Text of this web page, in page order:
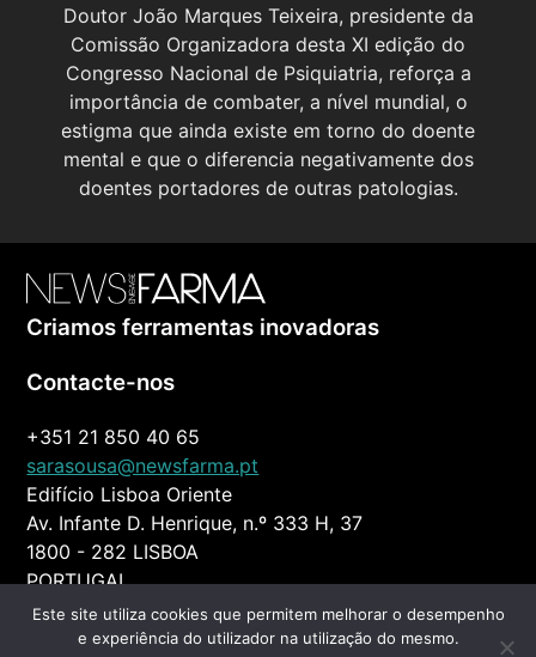
Doutor João Marques Teixeira, presidente da
Comissão Organizadora desta XI edição do
Congresso Nacional de Psiquiatria, reforça a
importância de combater, a nível mundial, o
estigma que ainda existe em torno do doente
mental e que o diferencia negativamente dos
doentes portadores de outras patologias.
Criamos ferramentas inovadoras
Contacte-nos
+351 21 850 40 65
sarasousa@newsfarma.pt
Edifício Lisboa Oriente
Av. Infante D. Henrique, n.º 333 H, 37
1800 - 282 LISBOA
PORTUGAL
© 2026 News Farma|Todos os direitos reservados
Este site utiliza cookies que permitem melhorar o desempenho
e experiência do utilizador na utilização do mesmo.